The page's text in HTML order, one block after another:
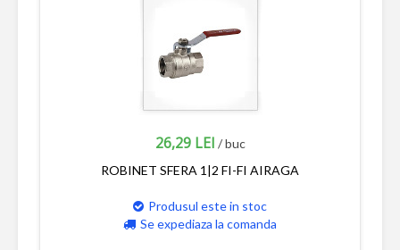
26,29 LEI / buc
ROBINET SFERA 1|2 FI-FI AIRAGA
Produsul este in stoc
Se expediaza la comanda